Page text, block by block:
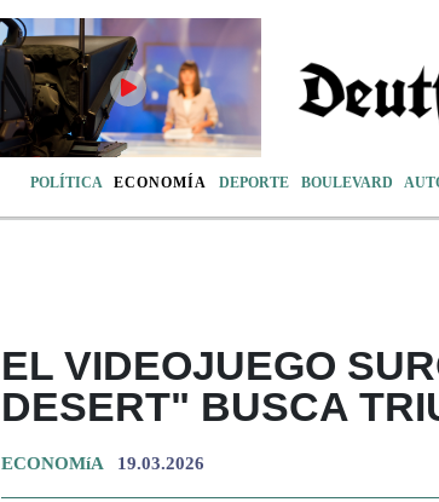
POLÍTICA ECONOMÍA DEPORTE BOULEVARD
EL VIDEOJUEGO
DESERT" BUSCA
ECONOMíA 19.03.2026